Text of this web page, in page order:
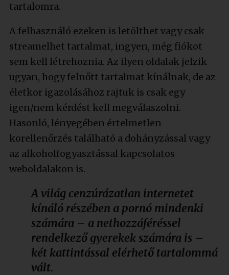
tartalomra.
A felhasználó ezeken is letölthet vagy csak
streamelhet tartalmat, ingyen, még fiókot
sem kell létrehoznia. Az ilyen oldalak jelzik
ugyan, hogy felnőtt tartalmat kínálnak, de az
életkor igazolásához rajtuk is csak egy
igen/nem kérdést kell megválaszolni.
Hasonló, lényegében értelmetlen
korellenőrzés található a dohányzással vagy
az alkoholfogyasztással kapcsolatos
weboldalakon is.
A világ cenzúrázatlan internetet
kínáló részében a pornó mindenki
számára – a nethozzáféréssel
rendelkező gyerekek számára is –
két kattintással elérhető tartalommá
vált.